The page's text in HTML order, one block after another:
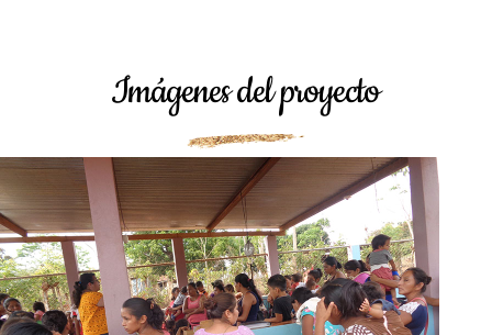
Imágenes del proyecto